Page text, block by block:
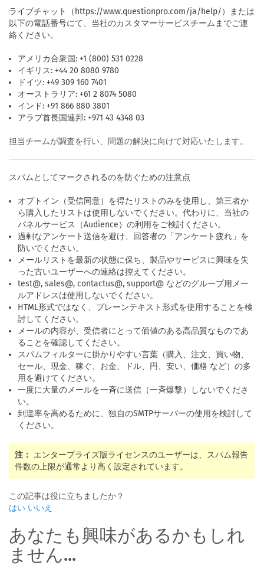
ライブチャット（https://www.questionpro.com/ja/help/）または
以下の電話番号にて、当社のカスタマーサービスチームまでご連
絡ください。
アメリカ合衆国: +1 (800) 531 0228
イギリス: +44 20 8080 9780
ドイツ: +49 309 160 7401
オーストラリア: +61 2 8074 5080
インド: +91 866 880 3801
アラブ首長国連邦: +971 43 4348 03
担当チームが調査を行い、問題の解決に向けて対応いたします。
スパムとしてマークされるのを防ぐための注意点
オプトイン（受信同意）を得たリストのみを使用し、第三者か
ら購入したリストは使用しないでください。代わりに、当社の
パネルサービス（Audience）の利用をご検討ください。
過剰なアンケート送信を避け、回答者の「アンケート疲れ」を
防いでください。
メールリストを最新の状態に保ち、製品やサービスに興味を失
った古いユーザーへの連絡は控えてください。
test@, sales@, contactus@, support@ などのグループ用メー
ルアドレスは使用しないでください。
HTML形式ではなく、プレーンテキスト形式を使用することを検
討してください。
メールの内容が、受信者にとって価値のある高品質なものであ
ることを確認してください。
スパムフィルターに掛かりやすい言葉（購入、注文、買い物、
セール、現金、稼ぐ、お金、ドル、円、安い、価格 など）の多
用を避けてください。
一度に大量のメールを一斉に送信（一斉爆撃）しないでくださ
い。
到達率を高めるために、独自のSMTPサーバーの使用を検討して
ください。
注： エンタープライズ版ライセンスのユーザーは、スパム報告
件数の上限が通常より高く設定されています。
この記事は役に立ちましたか？
はい いいえ
あなたも興味があるかもしれ
ません...